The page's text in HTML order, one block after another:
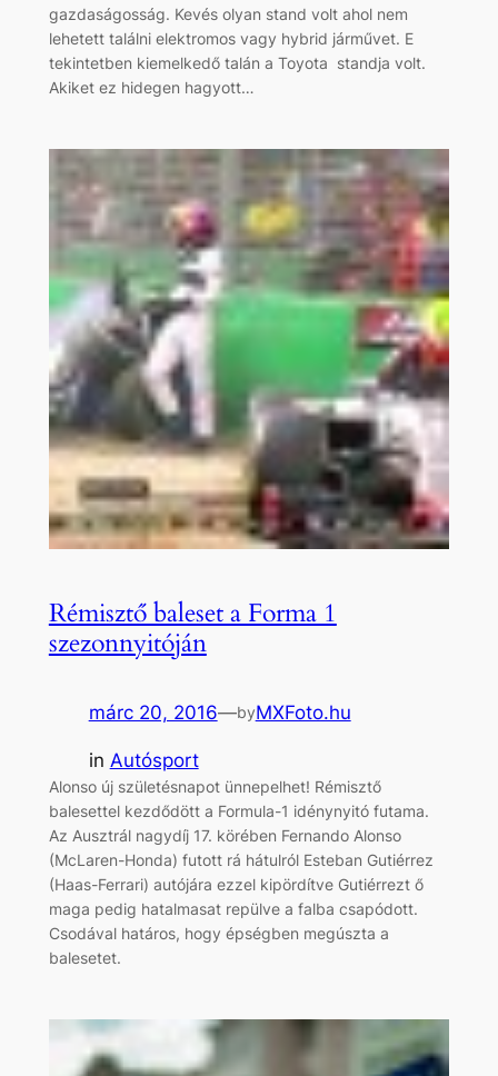
gazdaságosság. Kevés olyan stand volt ahol nem
lehetett találni elektromos vagy hybrid járművet. E
tekintetben kiemelkedő talán a Toyota standja volt.
Akiket ez hidegen hagyott…
Rémisztő baleset a Forma 1
szezonnyitóján
márc 20, 2016—byMXFoto.hu
in Autósport
Alonso új születésnapot ünnepelhet! Rémisztő
balesettel kezdődött a Formula-1 idénynyitó futama.
Az Ausztrál nagydíj 17. körében Fernando Alonso
(McLaren-Honda) futott rá hátulról Esteban Gutiérrez
(Haas-Ferrari) autójára ezzel kipördítve Gutiérrezt ő
maga pedig hatalmasat repülve a falba csapódott.
Csodával határos, hogy épségben megúszta a
balesetet.